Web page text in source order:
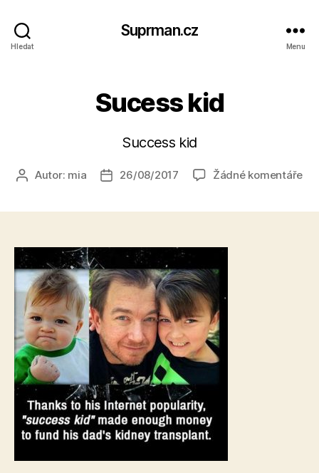
Hledat
Suprman.cz
Menu
Sucess kid
Success kid
AutorAutor: mia
Datum
26/08/2017 Žádné komentářeu